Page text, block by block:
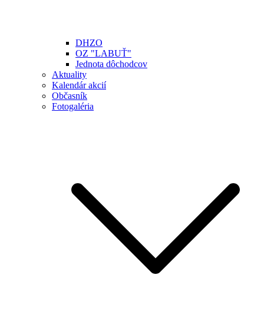
DHZO
OZ "LABUŤ"
Jednota dôchodcov
Aktuality
Kalendár akcií
Občasník
Fotogaléria